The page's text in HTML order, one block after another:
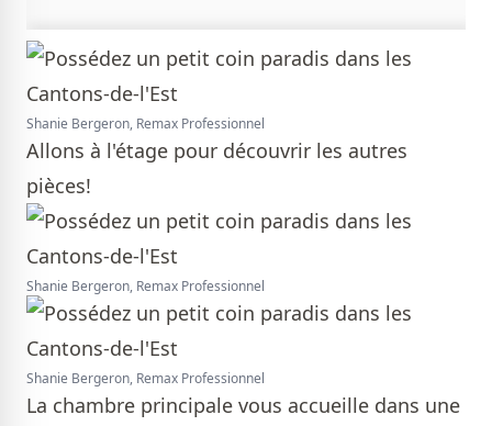
Shanie Bergeron, Remax Professionnel
Allons à l'étage pour découvrir les autres
pièces!
Shanie Bergeron, Remax Professionnel
Shanie Bergeron, Remax Professionnel
La chambre principale vous accueille dans une